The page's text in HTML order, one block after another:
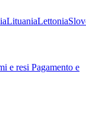
LituaniaLettonia
e resi Pagamento e